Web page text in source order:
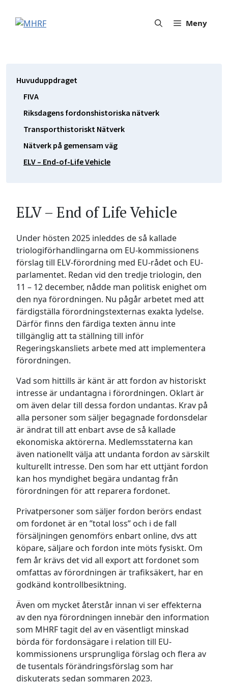
innehåll
Meny
Huvuduppdraget
FIVA
Riksdagens fordonshistoriska nätverk
Transporthistoriskt Nätverk
Nätverk på gemensam väg
ELV – End-of-Life Vehicle
ELV – End of Life Vehicle
Under hösten 2025 inleddes de så kallade
triologiförhandlingarna om EU-kommissionens
förslag till ELV-förordning med EU-rådet och EU-
parlamentet. Redan vid den tredje triologin, den
11 – 12 december, nådde man politisk enighet om
den nya förordningen. Nu pågår arbetet med att
färdigställa förordningstexternas exakta lydelse.
Därför finns den färdiga texten ännu inte
tillgänglig att ta ställning till inför
Regeringskansliets arbete med att implementera
förordningen.
Vad som hittills är känt är att fordon av historiskt
intresse är undantagna i förordningen. Oklart är
om även delar till dessa fordon undantas. Krav på
alla personer som säljer begagnade fordonsdelar
är ändrat till att enbart avse de så kallade
ekonomiska aktörerna. Medlemsstaterna kan
även nationellt välja att undanta fordon av särskilt
kulturellt intresse. Den som har ett uttjänt fordon
kan hos myndighet begära undantag från
förordningen för att reparera fordonet.
Privatpersoner som säljer fordon berörs endast
om fordonet är en ”total loss” och i de fall
försäljningen genomförs enbart online, dvs att
köpare, säljare och fordon inte möts fysiskt. Om
fem år krävs det vid all export att fordonet som
omfattas av förordningen är trafiksäkert, har en
godkänd kontrollbesiktning.
Även om mycket återstår innan vi ser effekterna
av den nya förordningen innebär den information
som MHRF tagit del av en väsentligt minskad
börda för fordonsägare i relation till EU-
kommissionens ursprungliga förslag och flera av
de tusentals förändringsförslag som har
diskuterats sedan sommaren 2023.